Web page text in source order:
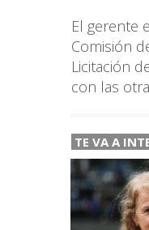
El gerente
Comisión
Licitación
con las
TE VA A